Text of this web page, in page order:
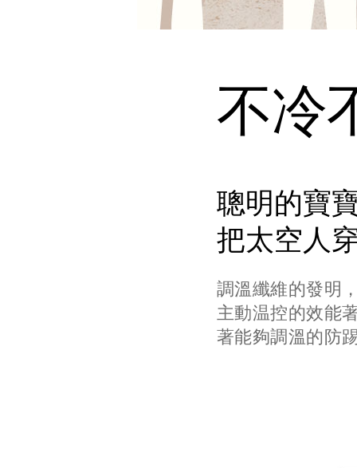
不冷
聰明的寶
把太空人
調溫纖維的發明
主動温控的效能
著能夠調溫的防